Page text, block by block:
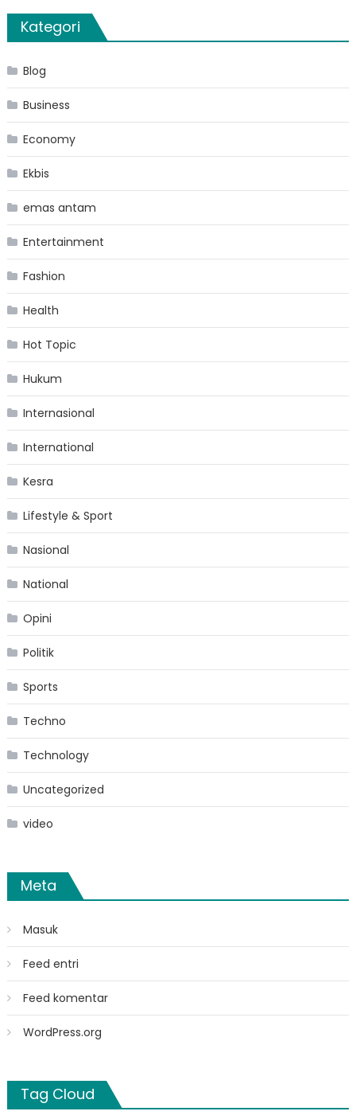
Kategori
Blog
Business
Economy
Ekbis
emas antam
Entertainment
Fashion
Health
Hot Topic
Hukum
Internasional
International
Kesra
Lifestyle & Sport
Nasional
National
Opini
Politik
Sports
Techno
Technology
Uncategorized
video
Meta
Masuk
Feed entri
Feed komentar
WordPress.org
Tag Cloud